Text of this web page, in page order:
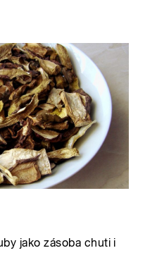
jako zásoba chuti i